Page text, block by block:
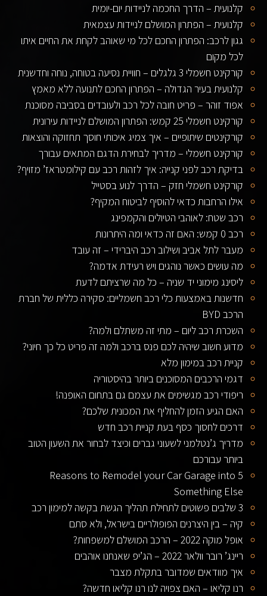
קלנועית – הדרך החכמה לניידות יום-יומית
קלנועית – הפתרון המושלם לניידות עצמאית
גגון לרכב: הפתרון החכם לכל מי שאוהב לקחת את החיים איתו
לכל מקום
קורקינט חשמלי 3 גלגלים – חוויית נסיעה בטוחה, נוחה וחדשנית
קלנועית בעיר הגדולה – הפתרון החכם לתנועה ללא מאמץ
אפוד זוהר – פריט חובה לכל רכב ולעובדים בסביבה מסוכנת
קורקינט חשמלי 25 קמש: הפתרון המושלם לניידות עירונית
קורקינטים שיתופיים – איך צמיג איכותי חוסך תחזוקה והוצאות
קורקינט חשמלי – מדריך לבחירת הדגם המתאים עבורך
בדיקת רכב לפני קנייה: איך לזהות רכב עם קילומטראז’ מזויף?
קורקינט חשמלי חזק – הדרך לנוע בסטייל
אילו הרחבות כדאי להוסיף לביטוח המקיף?
רכב שטח: לאוהבי הטיולים והקמפינג
רכב 0 קמש: האם זה כדאי ומה היתרונות
מעבר לתל אביב ושילוב רכב היברידי – זה עובד
מה עושים כאשר נוהגים ויש רעידת אדמה?
ליסינג מימוני יד שניה – כל מה שרציתם לדעת
חדשנות באמצעות כלי רכב חשמליים: סקירה כללית של חברת
הרכב BYD
השכרת רכב ליום – מתי זה משתלם ולמה?
מדוע חשוב שיהיה לכם פנס ברכב ולמה זה פריט כל כך חיוני?
קניית רכב במימון מלא
דגמי הרכבים המסוכנים ביותר בהיסטוריה
ריפודי רכב מגשימים את עצמם גם בתחום האופנה!
האם הגיע הזמן להחליף את המכונית שלכם?
דרכים לחסוך כסף בעת קניית רכב חדש
מדריך ג’נטלמני לשעוני גברים וכיצד לבחור את השעון הטוב
ביותר עבורכם
5 Reasons to Remodel your Car Garage into
Something Else
3 שלבים פשוטים לתחילת תהליך הגשת בקשה למימון רכב
קיה – בין היצרנים הפופולריים בישראל, ולא סתם
אופל מוקה 2022 – הרכב המושלם למשפחות?
ריינג’ רובר וולאר 2022 – הג’יפ שאנחנו אוהבים
איך מוודאים שמדובר בתקלת מצבר
רנו קליאו – האם צפויה לנו רנו קליאו חדשה?